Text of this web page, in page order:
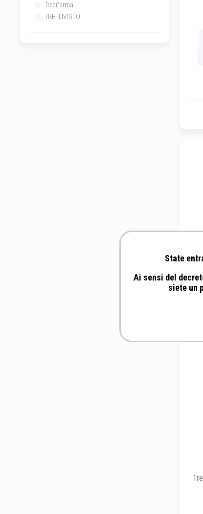
Trebifarma
TREI-LIVISTO
State
Ai sensi del
siete un